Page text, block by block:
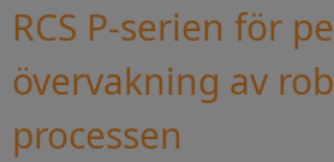
RCS P-serien för
övervakning av
processen